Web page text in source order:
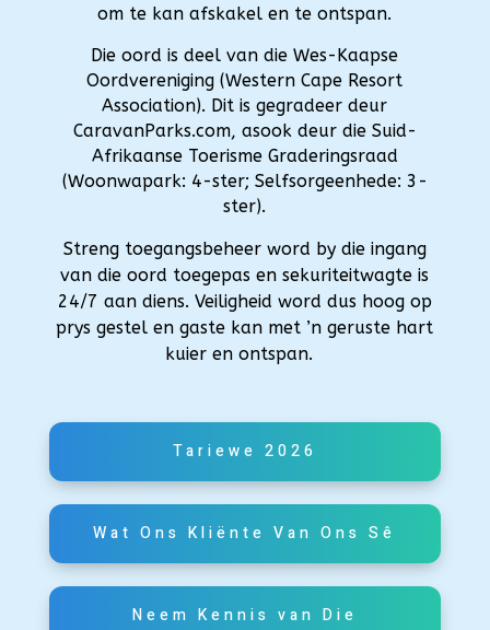
om te kan afskakel en te ontspan.
Die oord is deel van die Wes-Kaapse
Oordvereniging (Western Cape Resort
Association). Dit is gegradeer deur
CaravanParks.com, asook deur die Suid-
Afrikaanse Toerisme Graderingsraad
(Woonwapark: 4-ster; Selfsorgeenhede: 3-
ster).
Streng toegangsbeheer word by die ingang
van die oord toegepas en sekuriteitwagte is
24/7 aan diens. Veiligheid word dus hoog op
prys gestel en gaste kan met ’n geruste hart
kuier en ontspan.
Tariewe 2026
Wat Ons Kliënte Van Ons Sê
Neem Kennis van Die